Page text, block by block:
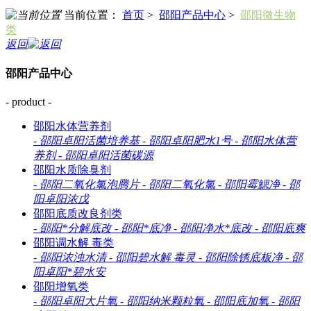
当前位置： 首页 > 邵阳产品中心 > 邵阳微生物
类
返回
邵阳产品中心
- product -
邵阳水体营养剂
- 邵阳卓阳活菌培养基 - 邵阳卓阳肥水1号 - 邵阳水体营
养剂 - 邵阳卓阳活菌碳源
邵阳水质除臭剂
- 邵阳二氧化氯泡腾片 - 邵阳二氧化氯 - 邵阳霉鰓净 - 邵
阳卓阳浓戊
邵阳底质改良剂类
- 邵阳*分解底改 - 邵阳*底净 - 邵阳净水*底改 - 邵阳底爽
邵阳调水解 毒类
- 邵阳浓浊水清 - 邵阳碧水解 毒灵 - 邵阳除锈底板净 - 邵
阳卓阳*碧水安
邵阳增氧类
- 邵阳卓阳大片氧 - 邵阳纳米颗粒氧 - 邵阳底加氧 - 邵阳